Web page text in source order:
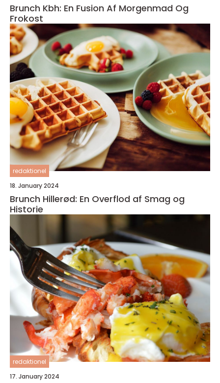
Brunch Kbh: En Fusion Af Morgenmad Og
Frokost
redaktionel
18. January 2024
Brunch Hillerød: En Overflod af Smag og
Historie
redaktionel
17. January 2024